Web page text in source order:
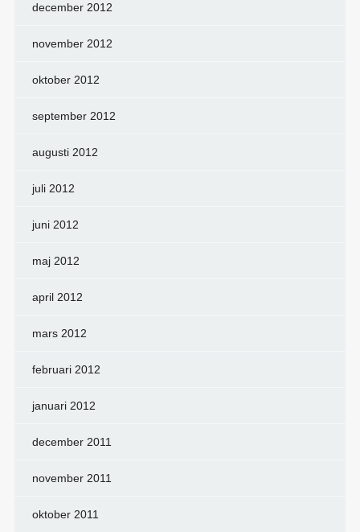
december 2012
november 2012
oktober 2012
september 2012
augusti 2012
juli 2012
juni 2012
maj 2012
april 2012
mars 2012
februari 2012
januari 2012
december 2011
november 2011
oktober 2011